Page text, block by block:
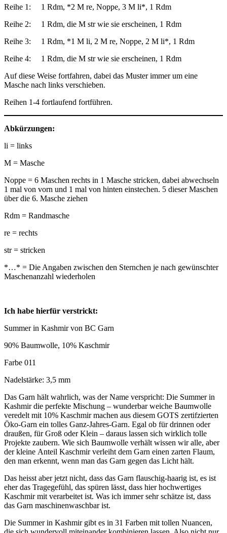
Reihe 1: 1 Rdm, *2 M re, Noppe, 3 M li*, 1 Rdm
Reihe 2: 1 Rdm, die M str wie sie erscheinen, 1 Rdm
Reihe 3: 1 Rdm, *1 M li, 2 M re, Noppe, 2 M li*, 1 Rdm
Reihe 4: 1 Rdm, die M str wie sie erscheinen, 1 Rdm
Auf diese Weise fortfahren, dabei das Muster immer um eine
Masche nach links verschieben.
Reihen 1-4 fortlaufend fortführen.
Abkürzungen:
li = links
M = Masche
Noppe = 6 Maschen rechts in 1 Masche stricken, dabei abwechseln
1 mal von vorn und 1 mal von hinten einstechen. 5 dieser Maschen
über die 6. Masche ziehen
Rdm = Randmasche
re = rechts
str = stricken
*…* = Die Angaben zwischen den Sternchen je nach gewünschter
Maschenanzahl wiederholen
Ich habe hierfür verstrickt:
Summer in Kashmir von BC Garn
90% Baumwolle, 10% Kaschmir
Farbe 011
Nadelstärke: 3,5 mm
Das Garn hält wahrlich, was der Name verspricht: Die Summer in
Kashmir die perfekte Mischung – wunderbar weiche Baumwolle
veredelt mit 10% Kaschmir machen aus diesem GOTS zertifzierten
Öko-Garn ein tolles Ganz-Jahres-Garn. Egal ob für drinnen oder
draußen, für Groß oder Klein – daraus lassen sich wirklich tolle
Projekte zaubern. Wie sich Baumwolle verhält wissen wir alle, aber
der kleine Anteil Kaschmir verleiht dem Garn einen zarten Flaum,
den man erkennt, wenn man das Garn gegen das Licht hält.
Das heisst aber jetzt nicht, dass das Garn flauschig-haarig ist, es ist
eher das Tragegefühl, das spüren lässt, dass hier hochwertiges
Kaschmir mit verarbeitet ist. Was ich immer sehr schätze ist, dass
das Garn maschinenwaschbar ist.
Die Summer in Kashmir gibt es in 31 Farben mit tollen Nuancen,